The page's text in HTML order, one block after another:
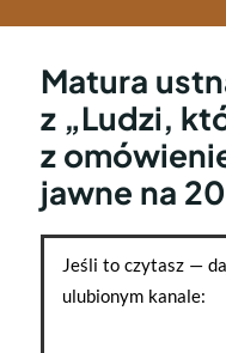
Matura
z „Ludzi,
z
jawne na
Jeśli to czytasz —
ulubionym kanale: